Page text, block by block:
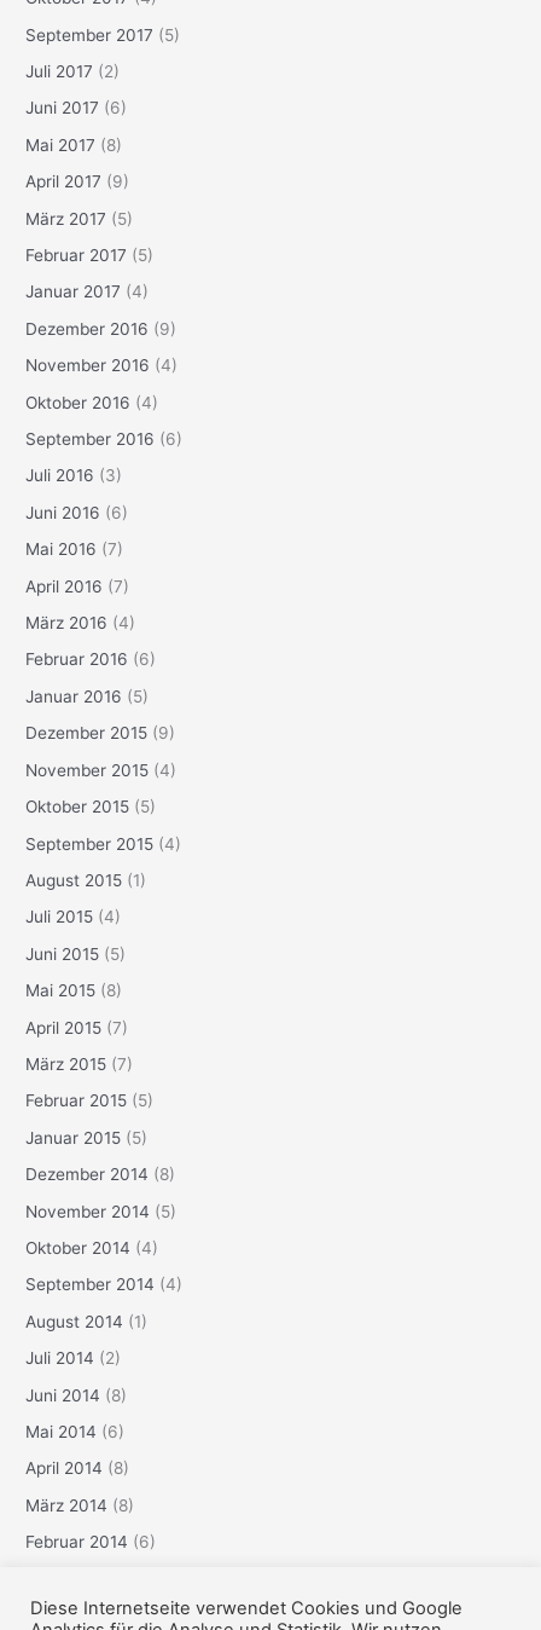
September 2017 (5)
Juli 2017 (2)
Juni 2017 (6)
Mai 2017 (8)
April 2017 (9)
März 2017 (5)
Februar 2017 (5)
Januar 2017 (4)
Dezember 2016 (9)
November 2016 (4)
Oktober 2016 (4)
September 2016 (6)
Juli 2016 (3)
Juni 2016 (6)
Mai 2016 (7)
April 2016 (7)
März 2016 (4)
Februar 2016 (6)
Januar 2016 (5)
Dezember 2015 (9)
November 2015 (4)
Oktober 2015 (5)
September 2015 (4)
August 2015 (1)
Juli 2015 (4)
Juni 2015 (5)
Mai 2015 (8)
April 2015 (7)
März 2015 (7)
Februar 2015 (5)
Januar 2015 (5)
Dezember 2014 (8)
November 2014 (5)
Oktober 2014 (4)
September 2014 (4)
August 2014 (1)
Juli 2014 (2)
Juni 2014 (8)
Mai 2014 (6)
April 2014 (8)
März 2014 (8)
Februar 2014 (6)
Dezember 2013(6)
Diese Internetseite verwendet Cookies und Google